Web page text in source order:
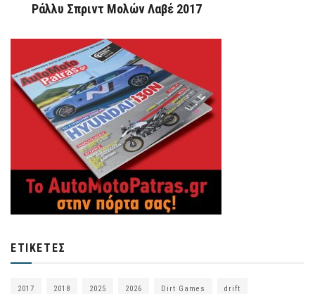
Ράλλυ Σπριντ Μολών Λαβέ 2017
ΕΤΙΚΈΤΕΣ
2017 2018 2025 2026 Dirt Games drift